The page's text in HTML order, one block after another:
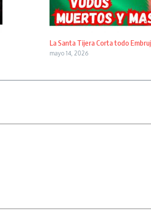
La Santa Tijera Corta todo
mayo 14, 2026